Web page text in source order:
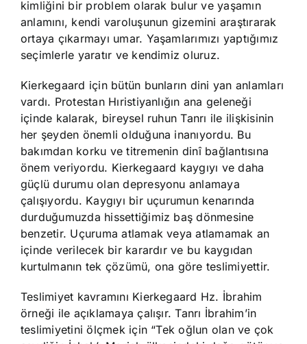
kimliğini bir problem olarak bulur ve yaşamın
anlamını, kendi varoluşunun gizemini araştırarak
ortaya çıkarmayı umar. Yaşamlarımızı yaptığımız
seçimlerle yaratır ve kendimiz oluruz.
Kierkegaard için bütün bunların dini yan anlamları
vardı. Protestan Hıristiyanlığın ana geleneği
içinde kalarak, bireysel ruhun Tanrı ile ilişkisinin
her şeyden önemli olduğuna inanıyordu. Bu
bakımdan korku ve titremenin dinî bağlantısına
önem veriyordu. Kierkegaard kaygıyı ve daha
güçlü durumu olan depresyonu anlamaya
çalışıyordu. Kaygıyı bir uçurumun kenarında
durduğumuzda hissettiğimiz baş dönmesine
benzetir. Uçuruma atlamak veya atlamamak an
içinde verilecek bir karardır ve bu kaygıdan
kurtulmanın tek çözümü, ona göre teslimiyettir.
Teslimiyet kavramını Kierkegaard Hz. İbrahim
örneği ile açıklamaya çalışır. Tanrı İbrahim’in
teslimiyetini ölçmek için “Tek oğlun olan ve çok